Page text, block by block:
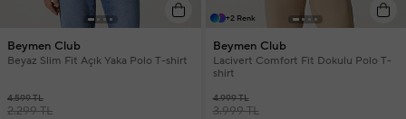
Beymen Club
Beyaz Slim Fit Açık Yaka Polo T-shirt
4.599 TL
2.299 TL
+2 Renk
Beymen Club
Lacivert Comfort Fit Dokulu Polo T-
shirt
4.999 TL
3.999 TL